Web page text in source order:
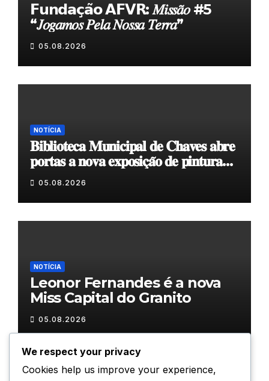
𝗙𝘂𝗻𝗱𝗮𝗰̧𝗮̃𝗼 𝗔𝗙𝗩𝗥: 𝑀𝑖𝑠𝑠𝑎̃𝑜 #5
“𝐽𝑜𝑔𝑎𝑚𝑜𝑠 𝑃𝑒𝑙𝑎 𝑁𝑜𝑠𝑠𝑎 𝑇𝑒𝑟𝑟𝑎”
05.08.2026
NOTÍCIA
𝐁𝐢𝐛𝐥𝐢𝐨𝐭𝐞𝐜𝐚 𝐌𝐮𝐧𝐢𝐜𝐢𝐩𝐚𝐥 𝐝𝐞 𝐂𝐡𝐚𝐯𝐞𝐬 𝐚𝐛𝐫𝐞
𝐩𝐨𝐫𝐭𝐚𝐬 𝐚 𝐧𝐨𝐯𝐚 𝐞𝐱𝐩𝐨𝐬𝐢𝐜̧𝐚̃𝐨 𝐝𝐞 𝐩𝐢𝐧𝐭𝐮𝐫𝐚
𝐝𝐮𝐫𝐚𝐧𝐭𝐞 𝐨 𝐦𝐞̂𝐬 𝐝𝐞 𝐚𝐠𝐨𝐬𝐭𝐨
05.08.2026
NOTÍCIA
Leonor Fernandes é a nova
Miss Capital do Granito
05.08.2026
We respect your privacy
Cookies help us improve your experience,